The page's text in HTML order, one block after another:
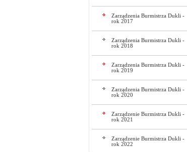
Zarządzenia Burmistrza Dukli -
rok 2017
Zarządzenia Burmistrza Dukli -
rok 2018
Zarządzenia Burmistrza Dukli -
rok 2019
Zarządzenia Burmistrza Dukli -
rok 2020
Zarządzenie Burmistrza Dukli -
rok 2021
Zarządzenie Burmistrza Dukli -
rok 2022